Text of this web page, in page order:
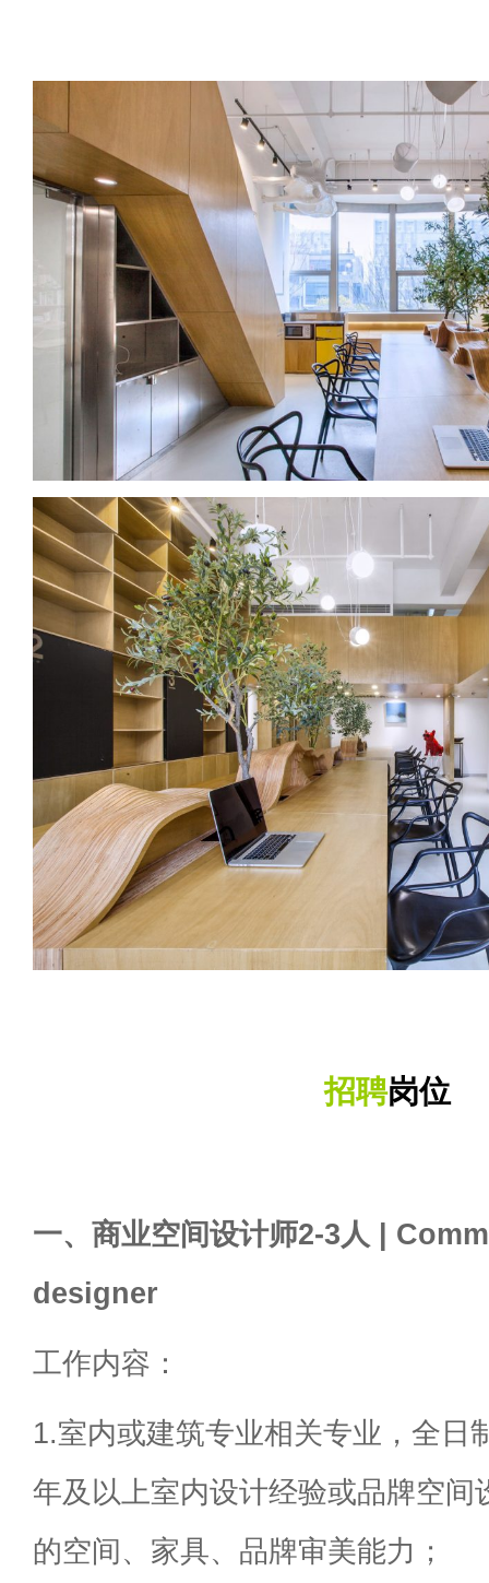
招聘岗位
一、商业空间设计师2-3人 |
designer
工作内容：
1.室内或建筑专业相关专业，全日
年及以上室内设计经验或品牌空间
的空间、家具、品牌审美能力；